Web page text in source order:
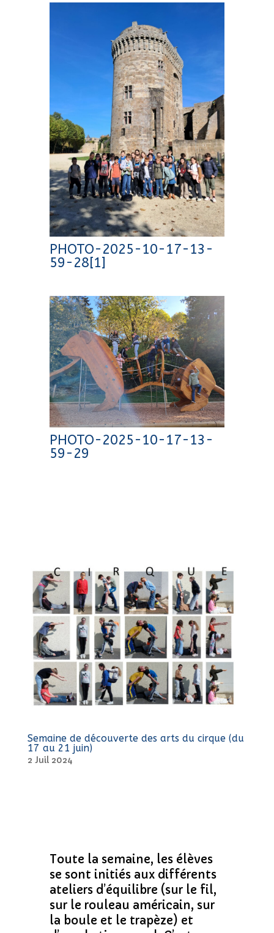
PHOTO-2025-10-17-13-
59-28[1]
PHOTO-2025-10-17-13-
59-29
Semaine de découverte des arts du cirque (du
17 au 21 juin)
2 Juil 2024
Toute la semaine, les élèves
se sont initiés aux différents
ateliers d’équilibre (sur le fil,
sur le rouleau américain, sur
la boule et le trapèze) et